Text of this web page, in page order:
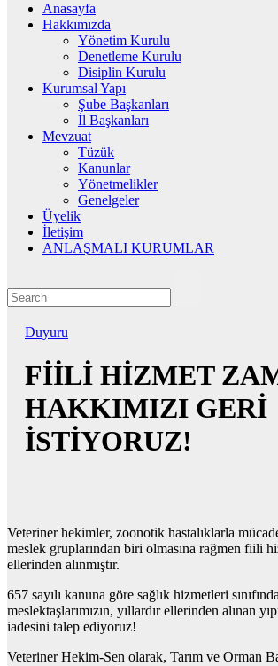
Anasayfa
Hakkımızda
Yönetim Kurulu
Denetleme Kurulu
Disiplin Kurulu
Kurumsal Yapı
Şube Başkanları
İl Başkanları
Mevzuat
Tüzük
Kanunlar
Yönetmelikler
Genelgeler
Üyelik
İletişim
ANLAŞMALI KURUMLAR
Duyuru
FİİLİ HİZMET
HAKKIMIZI GERİ
İSTİYORUZ!
Veteriner hekimler, zoonotik hastalıklarla
meslek gruplarından biri olmasına rağmen fiili
ellerinden alınmıştır.
657 sayılı kanuna göre sağlık hizmetleri
meslektaşlarımızın, yıllardır ellerinden alınan
iadesini talep ediyoruz!
Veteriner Hekim-Sen olarak, Tarım ve Orman